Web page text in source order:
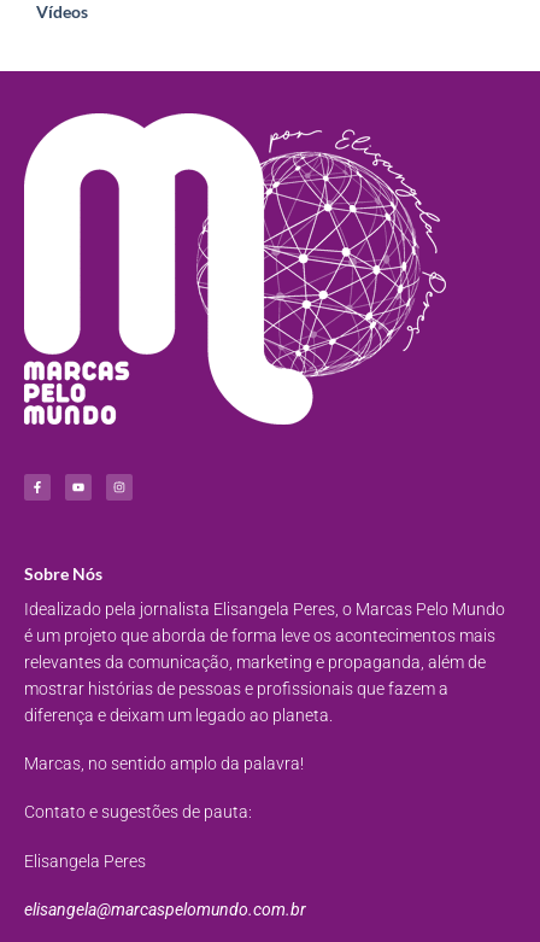
Vídeos
Sobre Nós
Idealizado pela jornalista Elisangela Peres, o Marcas Pelo Mundo
é um projeto que aborda de forma leve os acontecimentos mais
relevantes da comunicação, marketing e propaganda, além de
mostrar histórias de pessoas e profissionais que fazem a
diferença e deixam um legado ao planeta.
Marcas, no sentido amplo da palavra!
Contato e sugestões de pauta:
Elisangela Peres
elisangela@marcaspelomundo.com.br